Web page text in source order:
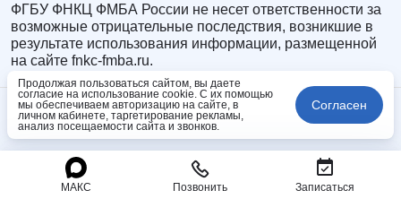
ФГБУ ФНКЦ ФМБА России не несет ответственности за
возможные отрицательные последствия, возникшие в
результате использования информации, размещенной
на сайте fnkc-fmba.ru.
МАКС Позвонить Записаться
Продолжая пользоваться сайтом, вы даете
согласие на использование cookie. С их помощью
мы обеспечиваем авторизацию на сайте, в
личном кабинете, таргетирование рекламы,
анализ посещаемости сайта и звонков.
Согласен